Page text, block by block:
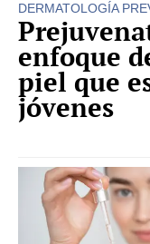
DERMATOLOGÍA
enfoque
piel que
jóvenes